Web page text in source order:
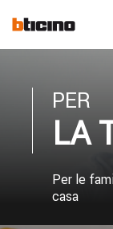
to
PER
LA
Per le
casa